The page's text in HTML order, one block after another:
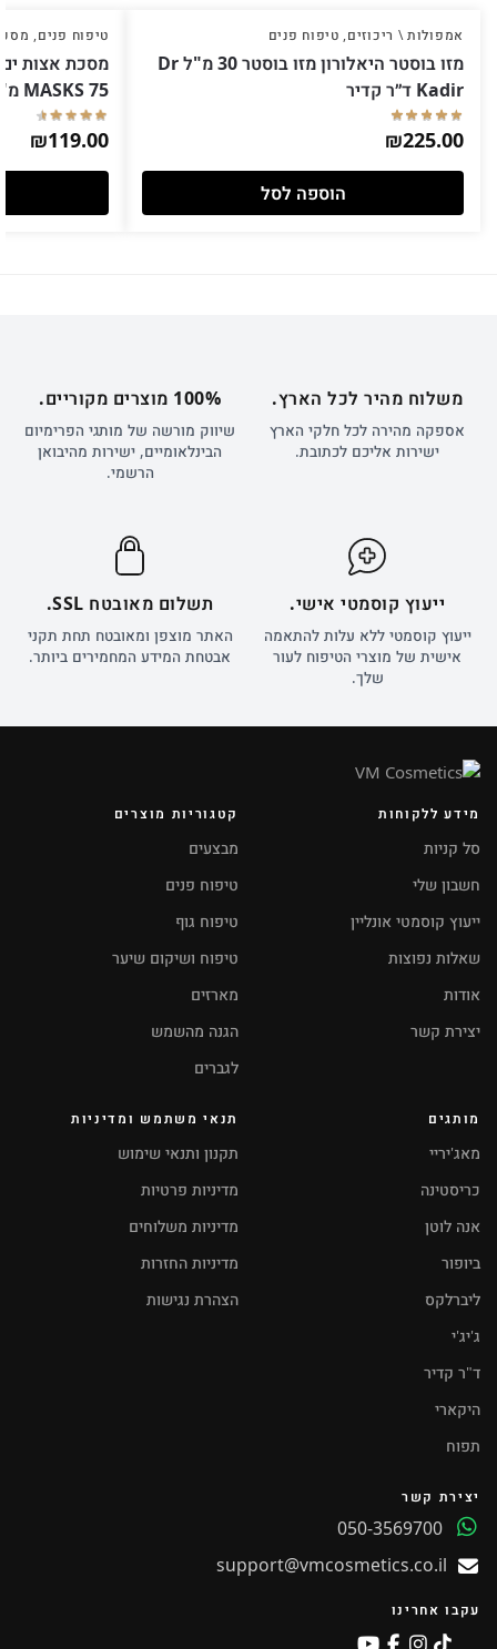
אמפולות \ ריכוזים, טיפוח פנים
מזו בוסטר היאלורון מזו בוסטר 30 מ"ל Dr
Kadir ד״ר קדיר
₪225.00
הוספה לסל
טיפוח פנים,
MASKS 75 מ"ל Dr Kadir ד״ר קדיר
₪119.00
משלוח מהיר לכל הארץ.
אספקה מהירה לכל חלקי הארץ
ישירות אליכם לכתובת.
100% מוצרים מקוריים.
שיווק מורשה של מותגי הפרימיום
הבינלאומיים, ישירות מהיבואן
הרשמי.
ייעוץ קוסמטי אישי.
ייעוץ קוסמטי ללא עלות להתאמה
אישית של מוצרי הטיפוח לעור
שלך.
תשלום מאובטח SSL.
האתר מוצפן ומאובטח תחת תקני
אבטחת המידע המחמירים ביותר.
מידע ללקוחות
סל קניות
חשבון שלי
ייעוץ קוסמטי אונליין
שאלות נפוצות
אודות
יצירת קשר
קטגוריות מוצרים
מבצעים
טיפוח פנים
טיפוח גוף
טיפוח ושיקום שיער
מארזים
הגנה מהשמש
לגברים
מותגים
מאג'יריי
כריסטינה
אנה לוטן
ביופור
ליברלקס
ג'יג'י
ד"ר קדיר
היקארי
תפוח
תנאי משתמש ומדיניות
תקנון ותנאי שימוש
מדיניות פרטיות
מדיניות משלוחים
מדיניות החזרות
הצהרת נגישות
יצירת קשר
support@vmcosmetics.co.il
עקבו אחרינו